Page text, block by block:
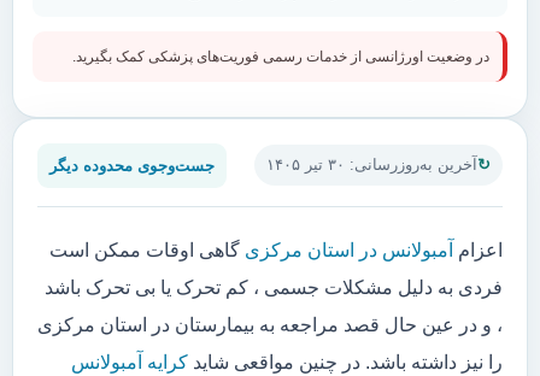
آخرین به‌روزرسانی: ۳۰ تیر ۱۴۰۵ جست‌وجوی محدوده دیگر
اعزام آمبولانس در استان مرکزی گاهی اوقات ممکن است
فردی به دلیل مشکلات جسمی ، کم تحرک یا بی تحرک باشد
، و در عین حال قصد مراجعه به بیمارستان در استان مرکزی
را نیز داشته باشد. در چنین مواقعی شاید کرایه آمبولانس
در وضعیت اورژانسی از خدمات رسمی فوریت‌های پزشکی کمک بگیرید.